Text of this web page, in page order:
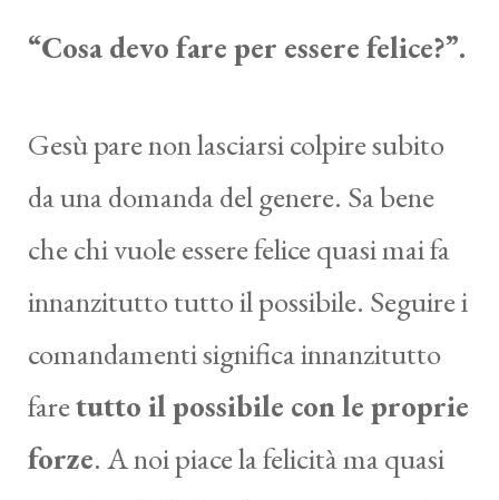
“Cosa devo fare per essere felice?”.
Gesù pare non lasciarsi colpire subito
da una domanda del genere. Sa bene
che chi vuole essere felice quasi mai fa
innanzitutto tutto il possibile. Seguire i
comandamenti significa innanzitutto
faretutto il possibile con le proprie
forze. A noi piace la felicità ma quasi